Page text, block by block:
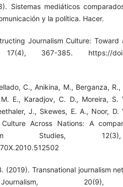
Sistemas mediáticos
y la política. Hacer.
Journalism Culture: Toward
367-385. https://
C., Anikina, M., Berganza,
E., Karadjov, C. D., Moreira, S.
J., Skewes, E. A., Noor, D.
Culture Across Nations: A
Studies,
(2019). Transnational journalism
Journalism, 20(9),